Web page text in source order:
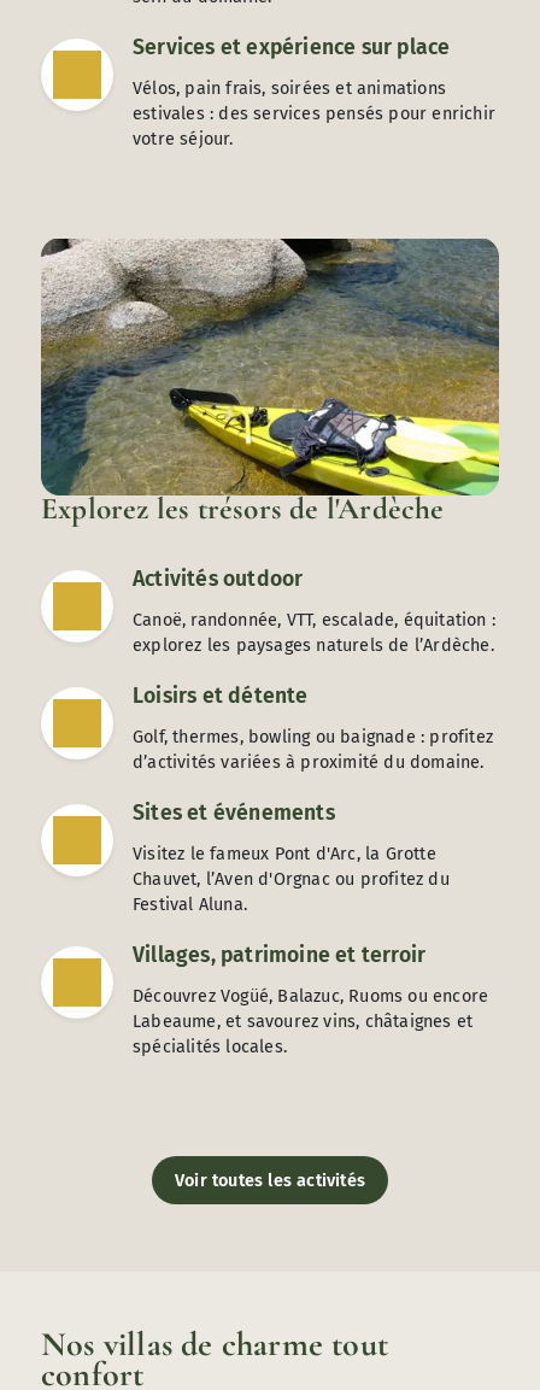
Services et expérience sur place
Vélos, pain frais, soirées et animations
estivales : des services pensés pour enrichir
votre séjour.
Explorez les trésors de l'Ardèche
Activités outdoor
Canoë, randonnée, VTT, escalade, équitation :
explorez les paysages naturels de l’Ardèche.
Loisirs et détente
Golf, thermes, bowling ou baignade : profitez
d’activités variées à proximité du domaine.
Sites et événements
Visitez le fameux Pont d'Arc, la Grotte
Chauvet, l’Aven d'Orgnac ou profitez du
Festival Aluna.
Villages, patrimoine et terroir
Découvrez Vogüé, Balazuc, Ruoms ou encore
Labeaume, et savourez vins, châtaignes et
spécialités locales.
Voir toutes les activités
Nos villas de charme tout
confort